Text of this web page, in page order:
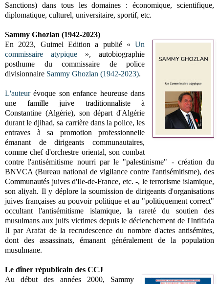
Sanctions) dans tous les domaines : économique, scientifique,
diplomatique, culturel, universitaire, sportif, etc.
Sammy Ghozlan (1942-2023)
En 2023, Guimel Edition a publié «Un
commissaire atypique », autobiographie
posthume du commissaire de police
divisionnaire Sammy Ghozlan (1942-2023).
L'auteurévoque son enfance heureuse dans
une famille juive traditionnaliste à
Constantine (Algérie), son départ d'Algérie
durant le djihad, sa carrière dans la police, les
entraves à sa promotion professionnelle
émanant de dirigeants communautaires,
comme chef d'orchestre oriental, son combat
contre l'antisémitisme nourri par le "palestinisme" - création du
BNVCA (Bureau national de vigilance contre l'antisémitisme), des
Communautés juives d'Ile-de-France, etc. -, le terrorisme islamique,
son aliyah. Il y déplore la soumission de dirigeants d'organisations
juives françaises au pouvoir politique et au "politiquement correct"
occultant l'antisémitisme islamique, la rareté du soutien des
musulmans aux juifs victimes depuis le déclenchement de l'Intifada
II par Arafat de la recrudescence du nombre d'actes antisémites,
dont des assassinats, émanant généralement de la population
musulmane.
Le dîner républicain des CCJ
Au début des années 2000, Sammy